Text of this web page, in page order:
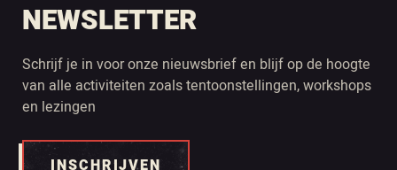
NEWSLETTER
Schrijf je in voor onze nieuwsbrief en blijf op de hoogte
van alle activiteiten zoals tentoonstellingen, workshops
en lezingen